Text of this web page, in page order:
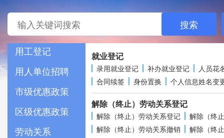
搜索
用工登记 就业登记
录用就业登记 补办就业登记
人员花
合同续签
身份置换 个人信息姓名变
解除（终止）劳动关系登记
解除（终止）劳动关系登记
解除（终
解除（终止）劳动关系撤销
解除（终
用人单位招聘
市级优惠政策
区级优惠政策
劳动关系